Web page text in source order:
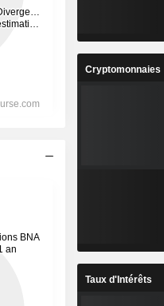
Cryptomonnaies
Taux d'Intérêts